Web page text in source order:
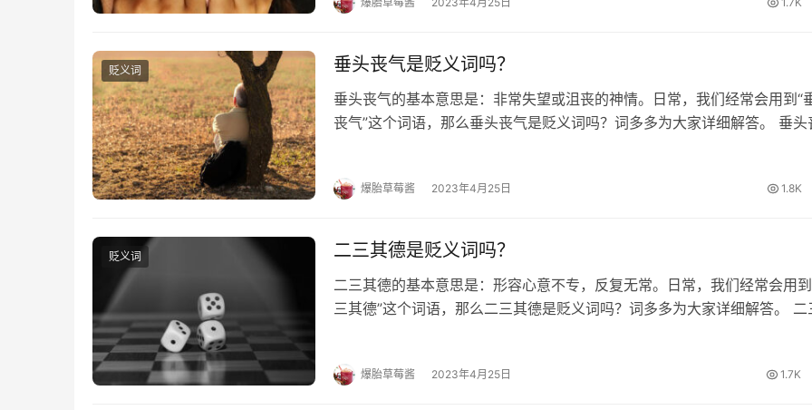
贬义词 垂头丧气是贬义词吗？
垂头丧气的基本意思是：非常失望或沮丧的神情。日常，我们经常会用到“
丧气”这个词语，那么垂头丧气是贬义词吗？词多多为大家详细解答。 垂头
爆胎草莓酱 2023年4月25日 1.8K
贬义词 二三其德是贬义词吗？
二三其德的基本意思是：形容心意不专，反复无常。日常，我们经常会用
三其德”这个词语，那么二三其德是贬义词吗？词多多为大家详细解答。 二
爆胎草莓酱 2023年4月25日 1.7K